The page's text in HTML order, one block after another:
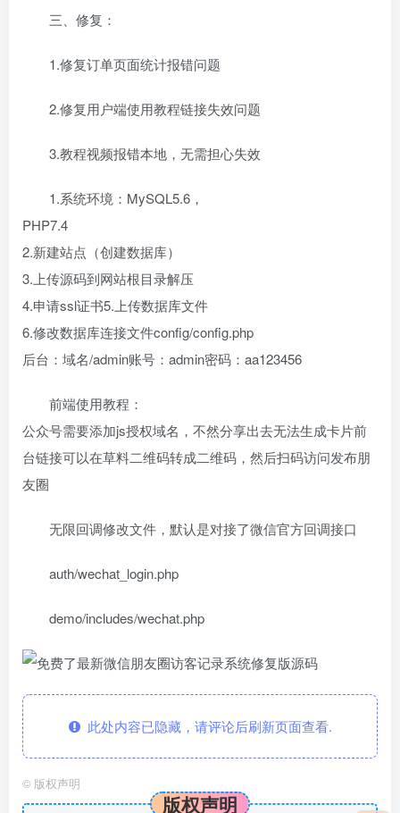
三、修复：
1.修复订单页面统计报错问题
2.修复用户端使用教程链接失效问题
3.教程视频报错本地，无需担心失效
1.系统环境：MySQL5.6，
PHP7.4
2.新建站点（创建数据库）
3.上传源码到网站根目录解压
4.申请ssl证书5.上传数据库文件
6.修改数据库连接文件config/config.php
后台：域名/admin账号：admin密码：aa123456
前端使用教程：
公众号需要添加js授权域名，不然分享出去无法生成卡片前
台链接可以在草料二维码转成二维码，然后扫码访问发布朋
友圈
无限回调修改文件，默认是对接了微信官方回调接口
auth/wechat_login.php
demo/includes/wechat.php
此处内容已隐藏，请评论后刷新页面查看.
© 版权声明
版权声明